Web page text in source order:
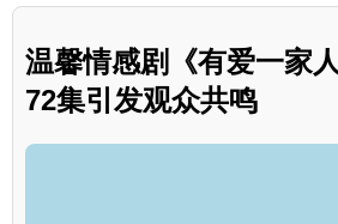
温馨情感剧《有爱一家
72集引发观众共鸣